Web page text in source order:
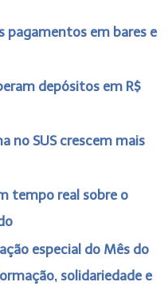
pagamentos em bares e
depósitos em R$
no SUS crescem mais
tempo real sobre o
especial do Mês do
solidariedade e